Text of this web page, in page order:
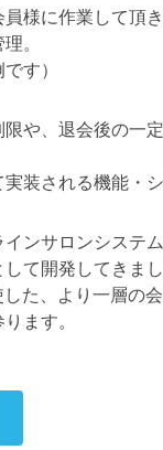
様に作業して頂
。
す）
や、退会後の一
実装される機能・
ンサロンシステ
て開発してきま
た、より一層の
ます。